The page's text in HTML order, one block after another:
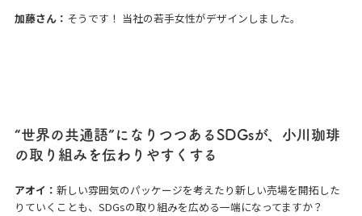
加藤さん： そうです！ 当社の若手女性がデザインしました。
“世界の共通語”になりつつあるSDGsが、小川珈琲
の取り組みを伝わりやすくする
アオイ： 新しい雰囲気のパッケージを考えたり新しい売場を開拓した
りていくことも、SDGsの取り組みを広める一端になってますか？